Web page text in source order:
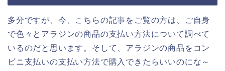
多分ですが、今、こちらの記事をご覧の方は、ご自身
で色々とアラジンの商品の支払い方法について調べて
いるのだと思います。そして、アラジンの商品をコン
ビニ支払いの支払い方法で購入できたらいいのにな～